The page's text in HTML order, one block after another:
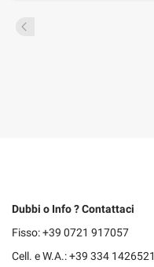
Dubbi o Info ? Contattaci
Fisso: +39 0721 917057
Cell. e W.A.: +39 334 1426521